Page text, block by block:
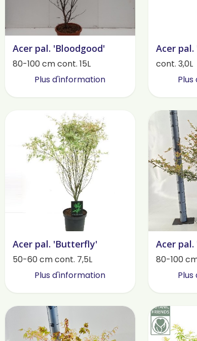
Acer pal. 'Bloodgood'
80-100 cm cont. 15L
Plus d'information
Acer
cont. 3,0L
Acer pal. 'Butterfly'
50-60 cm cont. 7,5L
Plus d'information
Acer
80-100